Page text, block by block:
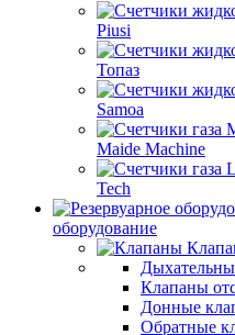
Piusi
Топаз
Samoa
Maide Machine
Tech
оборудование
Клапаны
Донные
Обратные